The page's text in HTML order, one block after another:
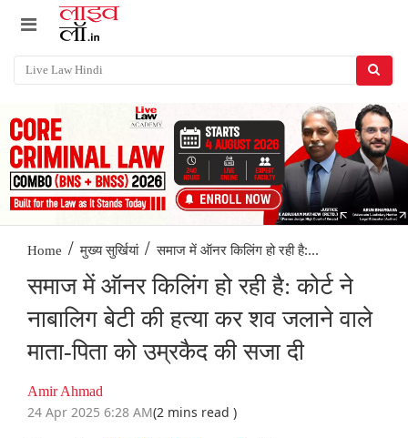
Home / मुख्य सुर्खियां / समाज में ऑनर किलिंग हो रही है:...
समाज में ऑनर किलिंग हो रही है: कोर्ट ने
नाबालिग बेटी की हत्या कर शव जलाने वाले
माता-पिता को उम्रकैद की सजा दी
Amir Ahmad
24 Apr 2025 6:28 AM(2 mins read )